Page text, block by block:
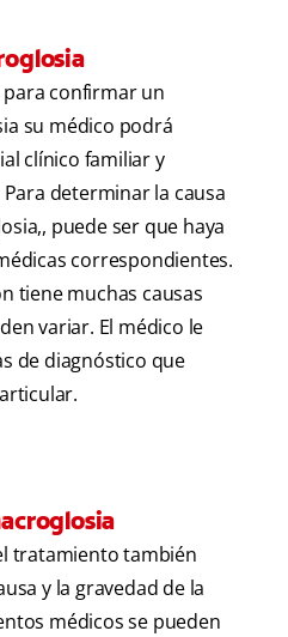
para confirmar un
su médico podrá
clínico familiar y
determinar la causa
puede ser que haya
correspondientes.
tiene muchas causas
variar. El médico le
de diagnóstico que
tratamiento también
y la gravedad de la
médicos se pueden